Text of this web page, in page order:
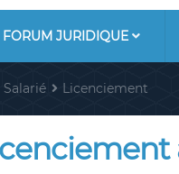
FORUM JURIDIQUE
Salarié Licenciement